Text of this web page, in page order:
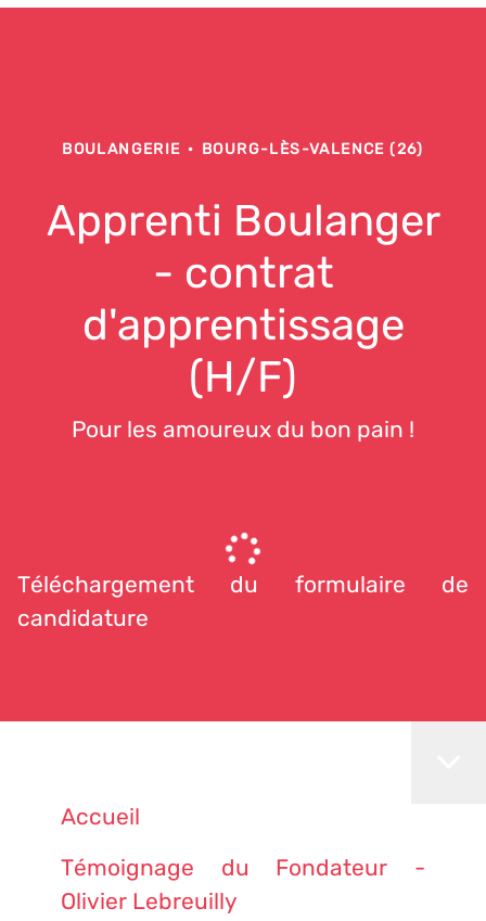
BOULANGERIE · BOURG-LÈS-VALENCE (26)
Apprenti Boulanger
- contrat
d'apprentissage
(H/F)
Pour les amoureux du bon pain !
Téléchargement du formulaire de
candidature
Accueil
Témoignage du Fondateur -
Olivier Lebreuilly